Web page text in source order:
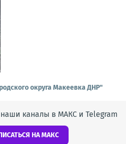
округа Макеевка ДНР"
каналы в МАКС и Telegram
НА МАКС